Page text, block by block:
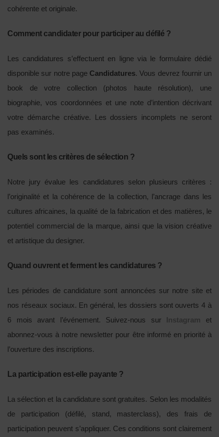
cohérente et originale.
Comment candidater pour participer au défilé ?
Les candidatures s’effectuent en ligne via le formulaire dédié
disponible sur notre page Candidatures. Vous devrez fournir un
book de votre collection (photos haute résolution), une
biographie, vos coordonnées et une note d’intention décrivant
votre démarche créative. Les dossiers incomplets ne seront
pas examinés.
Quels sont les critères de sélection ?
Notre jury évalue les candidatures selon plusieurs critères :
l’originalité et la cohérence de la collection, l’ancrage dans les
cultures africaines, la qualité de la fabrication et des matières, le
potentiel commercial de la marque, ainsi que la vision créative
et artistique du designer.
Quand ouvrent et ferment les candidatures ?
Les périodes de candidature sont annoncées sur notre site et
nos réseaux sociaux. En général, les dossiers sont ouverts 4 à
6 mois avant l’événement. Suivez-nous sur Instagram et
abonnez-vous à notre newsletter pour être informé en priorité à
l’ouverture des inscriptions.
La participation est-elle payante ?
La sélection et la candidature sont gratuites. Selon les modalités
de participation (défilé, stand, masterclass), des frais de
participation peuvent s’appliquer. Ces conditions sont clairement